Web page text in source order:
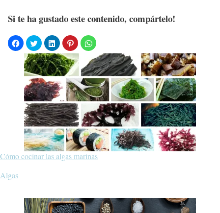
Si te ha gustado este contenido, compártelo!
Cómo cocinar las algas marinas
Respecto a
Algas